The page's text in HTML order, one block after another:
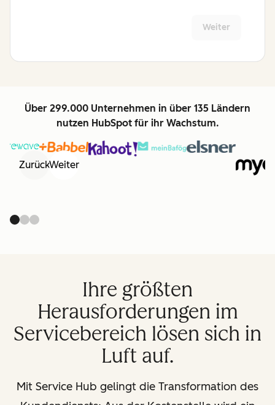
Weiter
Über 299.000 Unternehmen in über 135 Ländern
nutzen HubSpot für ihr Wachstum.
ZurückWeiter
Ihre größten
Herausforderungen im
Servicebereich lösen sich in
Luft auf.
Mit Service Hub gelingt die Transformation des